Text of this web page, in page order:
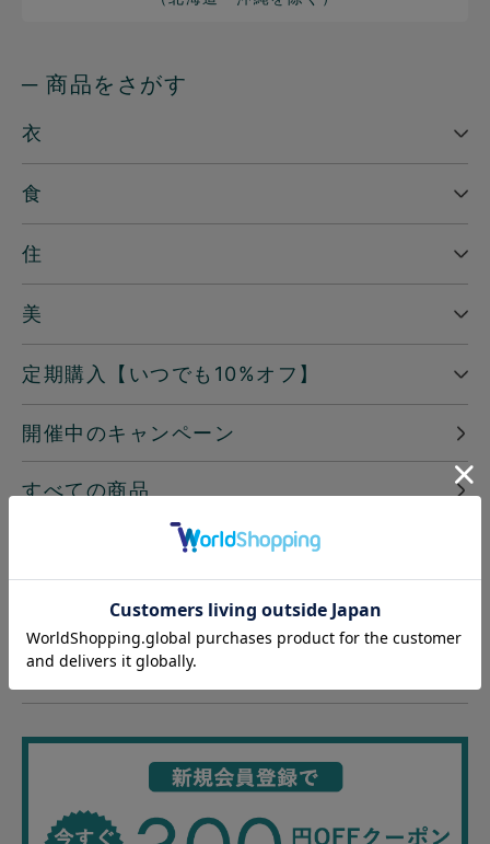
─ 商品をさがす
衣
食
住
美
定期購入【いつでも10%オフ】
開催中のキャンペーン
すべての商品
地球洗い隊通信「＋LOVE」